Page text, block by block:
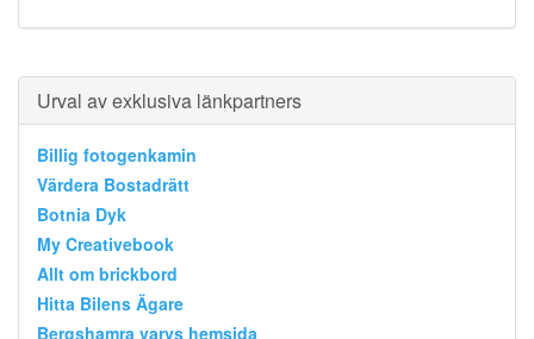
Urval av exklusiva länkpartners
Billig fotogenkamin
Värdera Bostadrätt
Botnia Dyk
My Creativebook
Allt om brickbord
Hitta Bilens Ägare
Bergshamra varvs hemsida